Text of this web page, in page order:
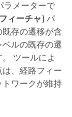
ラメーターで
ィーチャ] パ
存の遷移が含
ルの既存の遷
ツールによ
、経路フィー
ワークが維持